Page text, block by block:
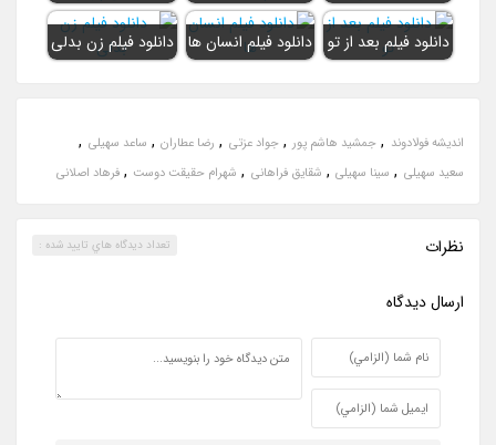
دانلود فیلم بعد از تو دانلود فیلم انسان ها دانلود فیلم زن بدلی
اندیشه فولادوند , جمشید هاشم پور ,جواد عزتی , رضا عطاران , ساعد سهیلی ,
سعید سهیلی , سینا سهیلی , شقایق فراهانی , شهرام حقیقت دوست ,فرهاد اصلانی
نظرات تعداد ديدگاه هاي تاييد شده :
ارسال ديدگاه